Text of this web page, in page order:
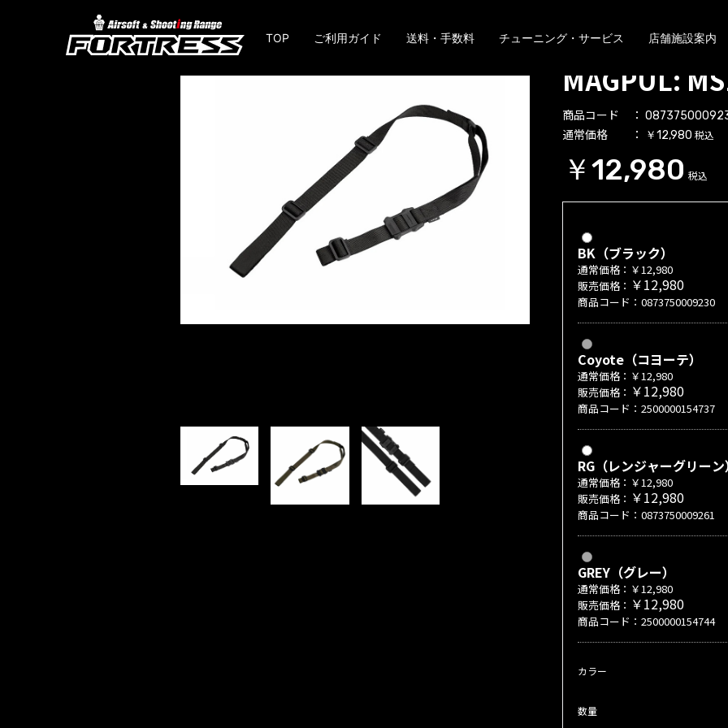
TOP ご利用ガイド 送料・手数料 チューニング・サービス 店舗施設案内
MAGPUL:
商品コード
通常価格 ￥12,980 税込
￥12,980 税込
BK（ブラック）
通常価格：￥12,980
販売価格： ￥12,980
商品コード：0873750009230
Coyote（コヨーテ）
通常価格：￥12,980
販売価格： ￥12,980
商品コード：2500000154737
RG（レンジャーグリー
通常価格：￥12,980
販売価格： ￥12,980
商品コード：0873750009261
GREY（グレー）
通常価格：￥12,980
販売価格： ￥12,980
商品コード：2500000154744
カラー
数量